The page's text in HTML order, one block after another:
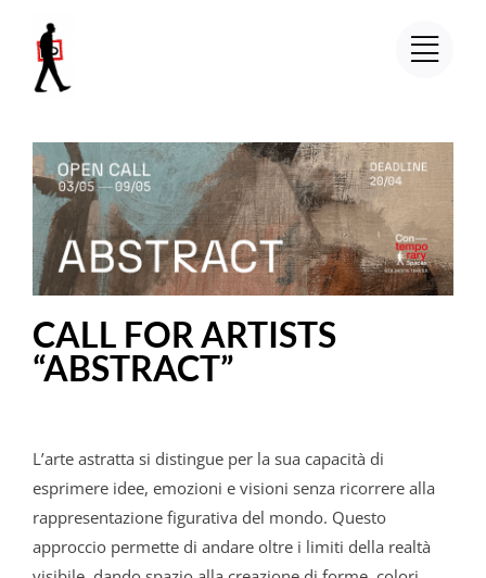
contenuto
CALL FOR ARTISTS
“ABSTRACT”
L’arte astratta si distingue per la sua capacità di
esprimere idee, emozioni e visioni senza ricorrere alla
rappresentazione figurativa del mondo. Questo
approccio permette di andare oltre i limiti della realtà